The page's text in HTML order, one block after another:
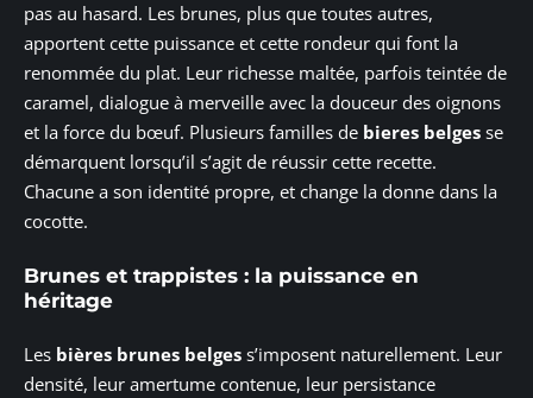
pas au hasard. Les brunes, plus que toutes autres,
apportent cette puissance et cette rondeur qui font la
renommée du plat. Leur richesse maltée, parfois teintée de
caramel, dialogue à merveille avec la douceur des oignons
et la force du bœuf. Plusieurs familles de bieres belges se
démarquent lorsqu’il s’agit de réussir cette recette.
Chacune a son identité propre, et change la donne dans la
cocotte.
Brunes et trappistes : la puissance en
héritage
Les bières brunes belges s’imposent naturellement. Leur
densité, leur amertume contenue, leur persistance